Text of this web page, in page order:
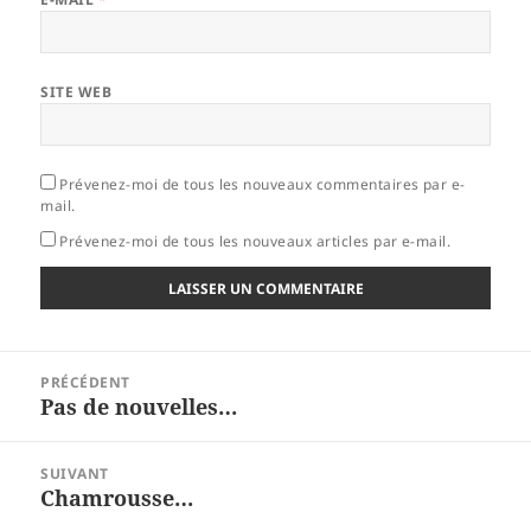
SITE WEB
Prévenez-moi de tous les nouveaux commentaires par e-
mail.
Prévenez-moi de tous les nouveaux articles par e-mail.
l’article
PRÉCÉDENT
Article
Pas de nouvelles…
SUIVANT
Article
Chamrousse…